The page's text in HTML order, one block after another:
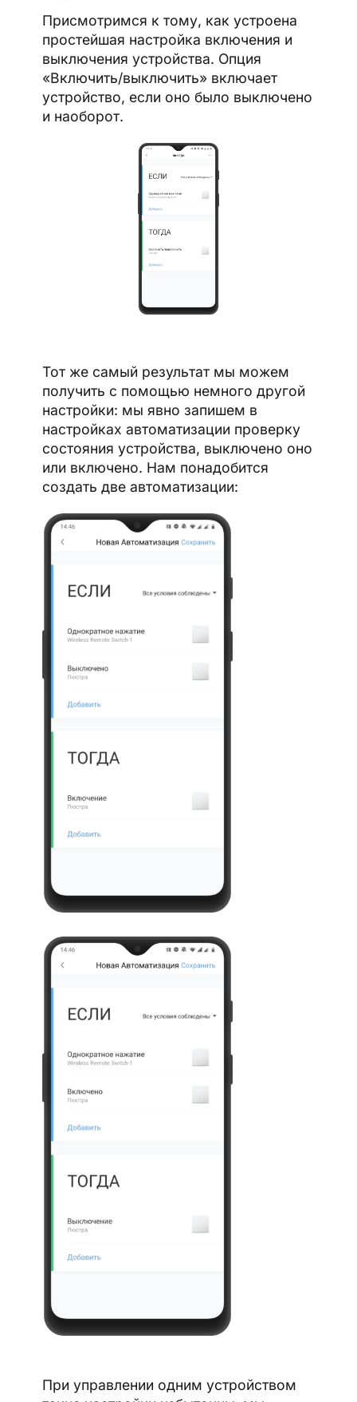
Присмотримся к тому, как устроена
простейшая настройка включения и
выключения устройства. Опция
«Включить/выключить» включает
устройство, если оно было выключено
и наоборот.
Тот же самый результат мы можем
получить с помощью немного другой
настройки: мы явно запишем в
настройках автоматизации проверку
состояния устройства, выключено оно
или включено. Нам понадобится
создать две автоматизации:
При управлении одним устройством